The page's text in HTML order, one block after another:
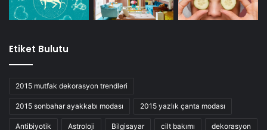
Etiket Bulutu
2015 mutfak dekorasyon trendleri
2015 sonbahar ayakkabı modası 2015 yazlık çanta modası
Antibiyotik Astroloji Bilgisayar cilt bakımı dekorasyon